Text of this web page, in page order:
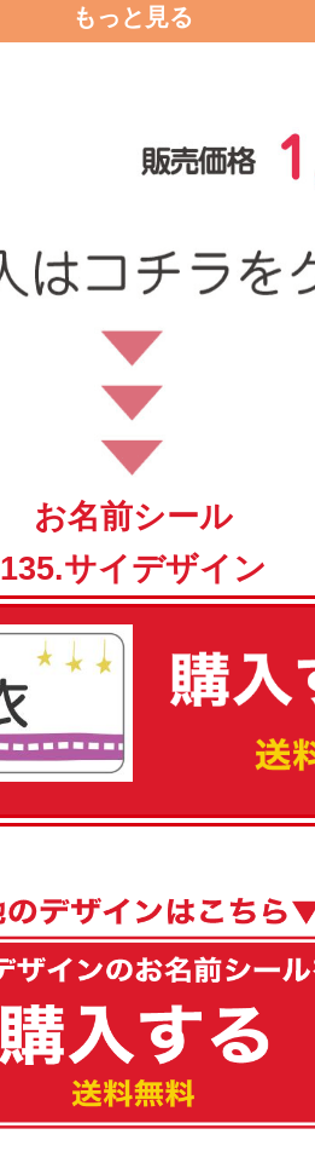
もっと見る
お名前シール
135.サイデザイン